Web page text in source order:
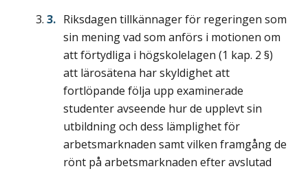
Riksdagen tillkännager för regeringen som
sin mening vad som anförs i motionen om
att förtydliga i högskolelagen (1 kap. 2 §)
att lärosätena har skyldighet att
fortlöpande följa upp examinerade
studenter avseende hur de upplevt sin
utbildning och dess lämplighet för
arbetsmarknaden samt vilken framgång de
rönt på arbetsmarknaden efter avslutad